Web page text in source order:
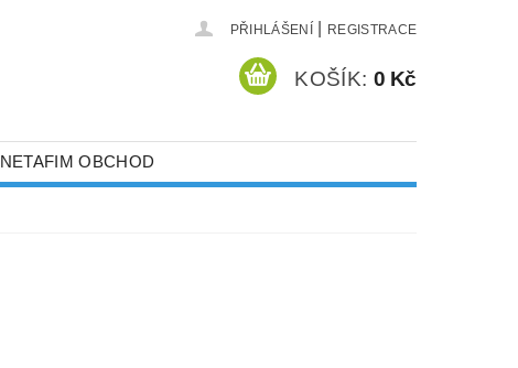
PŘIHLÁŠENÍ REGISTRACE
KOŠÍK: 0 Kč
NETAFIM OBCHOD